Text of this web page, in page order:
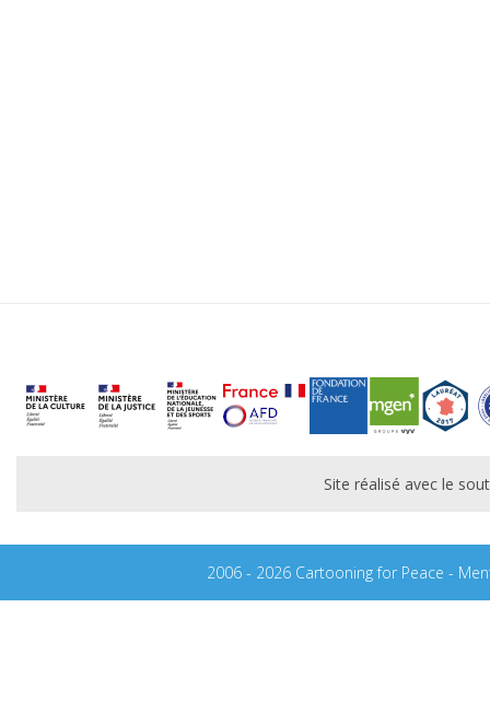
Site réalisé avec le
2006 - 2026 Cartooning for Peace -